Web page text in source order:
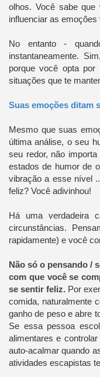
olhos. Você sabe
influenciar as emoções
No entanto -
instantaneamente.
porque você opta
situações que te
Suas emoções ditam
Mesmo que suas
última análise, o seu
seu redor, não
estados de humor de
vibração a esse nível
feliz? Você adivinhou!
Há uma verdadeira
circunstâncias.
rapidamente) e você
Não só o pensando /
com que você se
se sentir feliz.Por
comida, naturalmente
ganho de peso e abre
Se essa pessoa
alimentares e
auto-acalmar quando
atividades escapistas